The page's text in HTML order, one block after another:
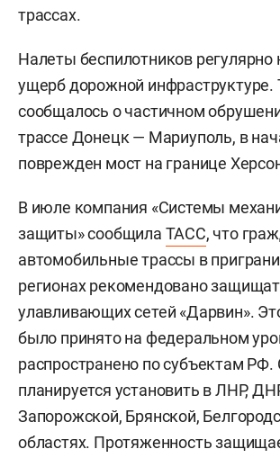
трассах.
Налеты беспилотников регулярно
ущерб дорожной инфраструктуре.
сообщалось о частичном
трассе Донецк — Мариуполь, в
поврежден мост на границе
В июле компания «Системы
защиты» сообщила ТАСС, что
автомобильные трассы в
регионах рекомендовано
улавливающих сетей «Дарвин».
было принято на федеральном
распространено по субъектам РФ.
планируется установить в ЛНР,
Запорожской, Брянской,
областях. Протяженность